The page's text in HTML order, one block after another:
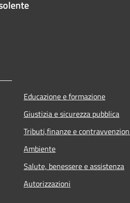
Educazione e formazione
Giustizia e sicurezza pubblica
Tributi,finanze e
Ambiente
Salute, benessere e assistenza
Autorizzazioni